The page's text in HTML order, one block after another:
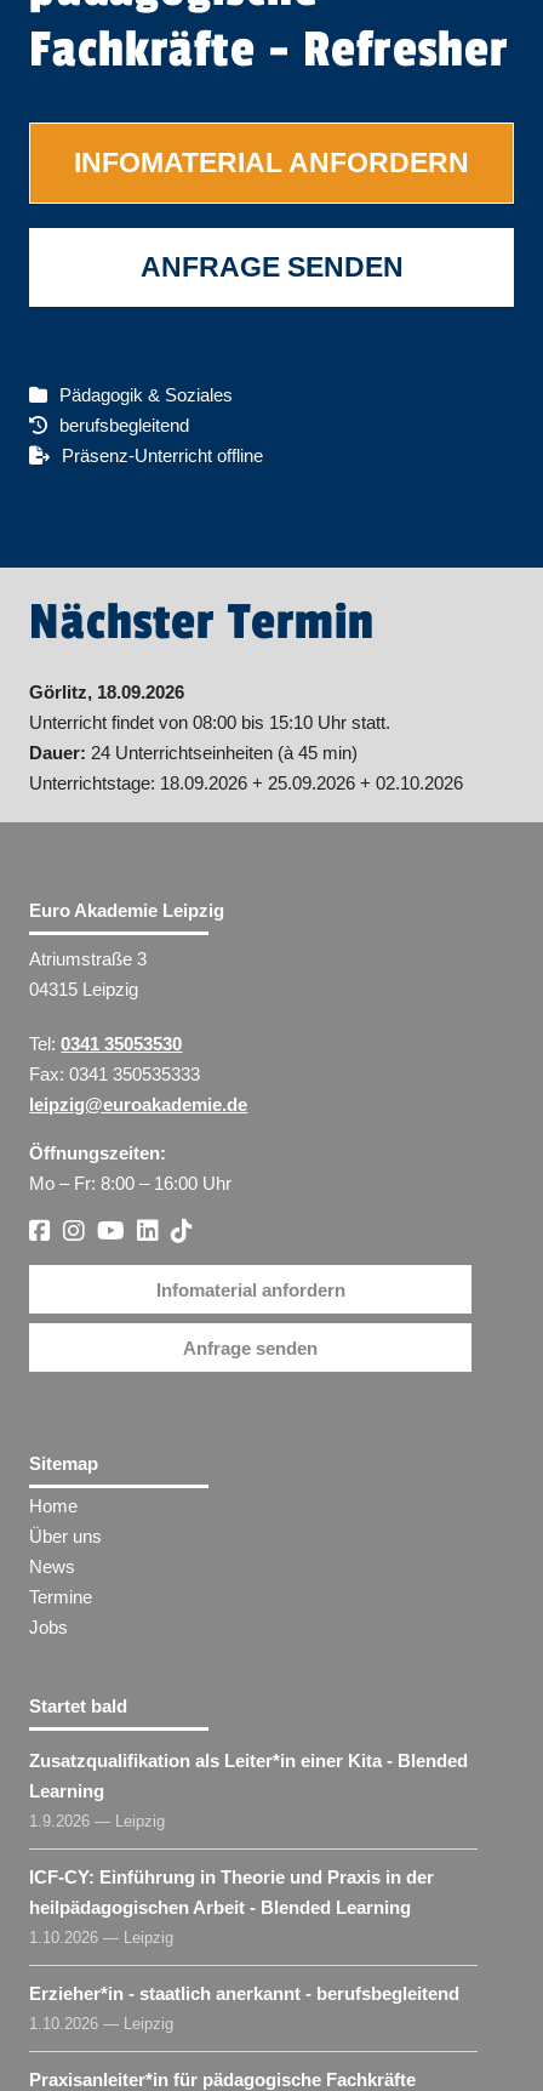
Fachkräfte - Refresher
INFOMATERIAL ANFORDERN
ANFRAGE SENDEN
Pädagogik & Soziales
berufsbegleitend
Präsenz-Unterricht offline
Nächster Termin
Görlitz, 18.09.2026
Unterricht findet von 08:00 bis 15:10 Uhr statt.
Dauer: 24 Unterrichtseinheiten (à 45 min)
Unterrichtstage: 18.09.2026 + 25.09.2026 + 02.10.2026
Euro Akademie Leipzig
Atriumstraße 3
04315 Leipzig
Tel:0341 35053530
Fax: 0341 350535333
leipzig@euroakademie.de
Öffnungszeiten:
Mo – Fr: 8:00 – 16:00 Uhr
Infomaterial anfordern
Anfrage senden
Sitemap
Home
Über uns
News
Termine
Jobs
Startet bald
Zusatzqualifikation als Leiter​*in einer Kita - Blended
Learning
1.9.2026 — Leipzig
ICF-CY: Einführung in Theorie und Praxis in der
heilpädagogischen Arbeit - Blended Learning
1.10.2026 — Leipzig
Erzieher​*in - staatlich anerkannt - berufsbegleitend
1.10.2026 — Leipzig
Praxisanleiter​*in für pädagogische Fachkräfte